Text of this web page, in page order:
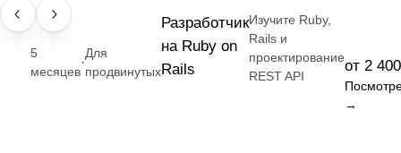
ПРОФЕССИЯ
5
месяцев
·
Для
продвинутых
Разработчик
на Ruby on
Rails
Изучите Ruby,
Rails и
проектирование
REST API
от 2
→